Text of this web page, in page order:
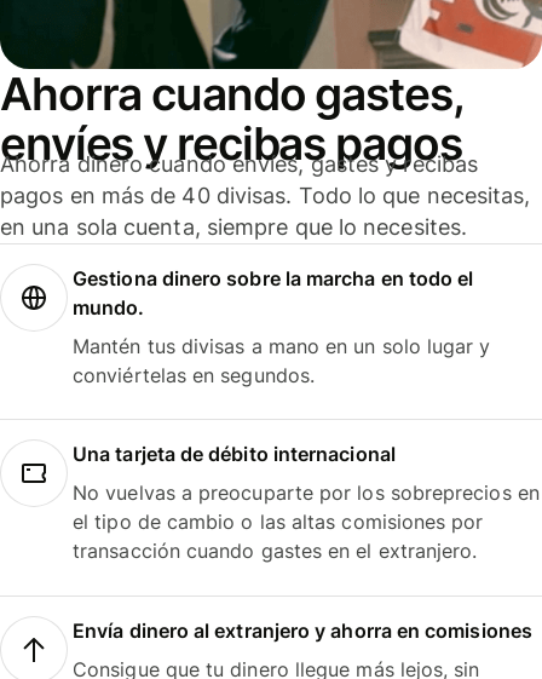
Ahorra cuando gastes,
envíes y recibas pagos
Ahorra dinero cuando envíes, gastes y recibas
pagos en más de 40 divisas. Todo lo que necesitas,
en una sola cuenta, siempre que lo necesites.
Gestiona dinero sobre la marcha en todo el
mundo.
Mantén tus divisas a mano en un solo lugar y
conviértelas en segundos.
Una tarjeta de débito internacional
No vuelvas a preocuparte por los sobreprecios en
el tipo de cambio o las altas comisiones por
transacción cuando gastes en el extranjero.
Envía dinero al extranjero y ahorra en comisiones
Consigue que tu dinero llegue más lejos, sin